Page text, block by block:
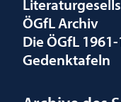
ÖGfL Archiv
Die ÖGfL
Gedenktafeln